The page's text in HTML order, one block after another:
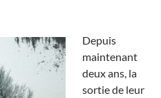
Depuis
maintenant
deux ans, la
sortie de leur